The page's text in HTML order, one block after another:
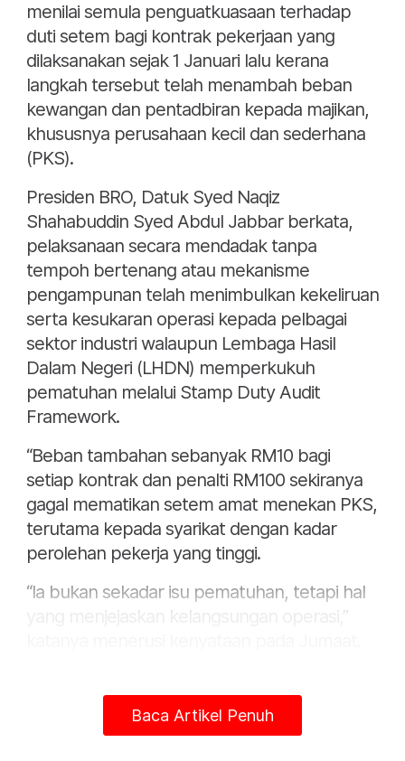
menilai semula penguatkuasaan terhadap
duti setem bagi kontrak pekerjaan yang
dilaksanakan sejak 1 Januari lalu kerana
langkah tersebut telah menambah beban
kewangan dan pentadbiran kepada majikan,
khususnya perusahaan kecil dan sederhana
(PKS).
Presiden BRO, Datuk Syed Naqiz
Shahabuddin Syed Abdul Jabbar berkata,
pelaksanaan secara mendadak tanpa
tempoh bertenang atau mekanisme
pengampunan telah menimbulkan kekeliruan
serta kesukaran operasi kepada pelbagai
sektor industri walaupun Lembaga Hasil
Dalam Negeri (LHDN) memperkukuh
pematuhan melalui Stamp Duty Audit
Framework.
“Beban tambahan sebanyak RM10 bagi
setiap kontrak dan penalti RM100 sekiranya
gagal mematikan setem amat menekan PKS,
terutama kepada syarikat dengan kadar
perolehan pekerja yang tinggi.
“Ia bukan sekadar isu pematuhan, tetapi hal
yang menjejaskan kelangsungan operasi,”
banyak syarikat dibebani keperluan untuk
mengecop kontrak terdahulu yang belum
Baca Artikel Penuh